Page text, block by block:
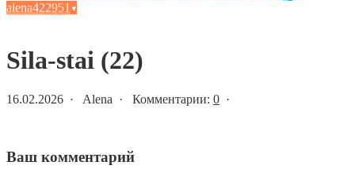
alena422951 ▾
Sila-stai (22)
16.02.2026 · Alena · Комментарии: 0 ·
Ваш комментарий